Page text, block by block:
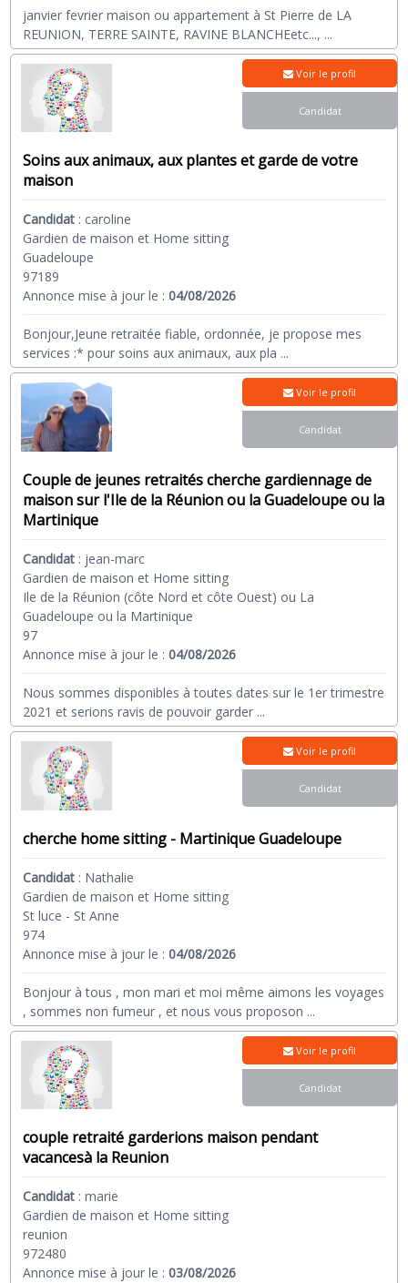
janvier fevrier maison ou appartement à St Pierre de LA
REUNION, TERRE SAINTE, RAVINE BLANCHEetc..., ...
Soins aux animaux, aux plantes et garde de votre
maison
Candidat : caroline
Gardien de maison et Home sitting
Guadeloupe
97189
Annonce mise à jour le :04/08/2026
Bonjour,Jeune retraitée fiable, ordonnée, je propose mes
services :* pour soins aux animaux, aux pla ...
Voir le profil
Candidat
Couple de jeunes retraités cherche gardiennage de
maison sur l'Ile de la Réunion ou la Guadeloupe ou la
Martinique
Candidat : jean-marc
Gardien de maison et Home sitting
Ile de la Réunion (côte Nord et côte Ouest) ou La
Guadeloupe ou la Martinique
97
Annonce mise à jour le :04/08/2026
Nous sommes disponibles à toutes dates sur le 1er trimestre
2021 et serions ravis de pouvoir garder ...
Voir le profil
Candidat
cherche home sitting - Martinique Guadeloupe
Candidat : Nathalie
Gardien de maison et Home sitting
St luce - St Anne
974
Annonce mise à jour le :04/08/2026
Bonjour à tous , mon mari et moi même aimons les voyages
, sommes non fumeur , et nous vous proposon ...
Voir le profil
Candidat
couple retraité garderions maison pendant
vacancesà la Reunion
Candidat :marie
Gardien de maison et Home sitting
reunion
972480
Annonce mise à jour le :03/08/2026
Voir le profil
Candidat